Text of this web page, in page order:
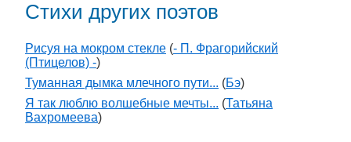
Стихи других поэтов
Рисуя на мокром стекле (- П. Фрагорийский
(Птицелов) -)
Туманная дымка млечного пути... (Бэ)
Я так люблю волшебные мечты... (Татьяна
Вахромеева)